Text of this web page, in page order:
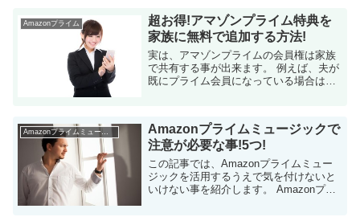
ンタルビデオの大手で...
Amazonプライム
超お得!アマゾンプライム特典を
家族に無料で追加する方法!
実は、アマゾンプライムの会員権は家族
で共有する事が出来ます。 例えば、夫が
既にプライム会員になっている場合は、
す。無料で。 もちろん、夫のアカウント
と妻のアカ...
Amazonプライムミュージック
Amazonプライムミュージックで
注意が必要な事!5つ!
この記事では、Amazonプライムミュー
ジックを活用するうえで気を付けないと
いけない事を紹介します。 Amazonプラ